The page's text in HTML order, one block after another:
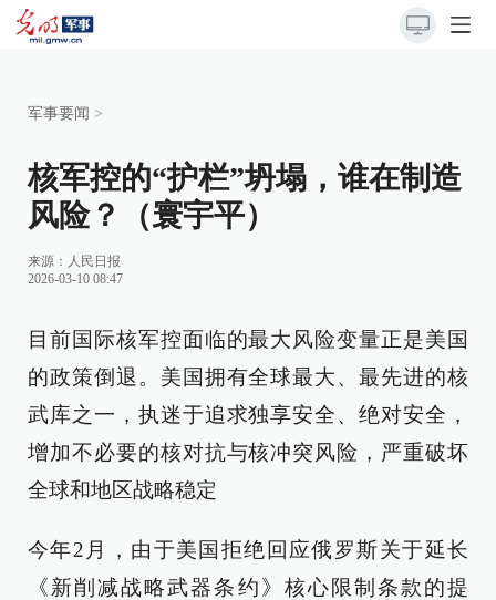
军事要闻 >
核军控的“护栏”坍塌，谁在制造
风险？（寰宇平）
来源： 人民日报
2026-03-10 08:47
目前国际核军控面临的最大风险变量正是美国
的政策倒退。美国拥有全球最大、最先进的核
武库之一，执迷于追求独享安全、绝对安全，
增加不必要的核对抗与核冲突风险，严重破坏
全球和地区战略稳定
今年2月，由于美国拒绝回应俄罗斯关于延长
《新削减战略武器条约》核心限制条款的提